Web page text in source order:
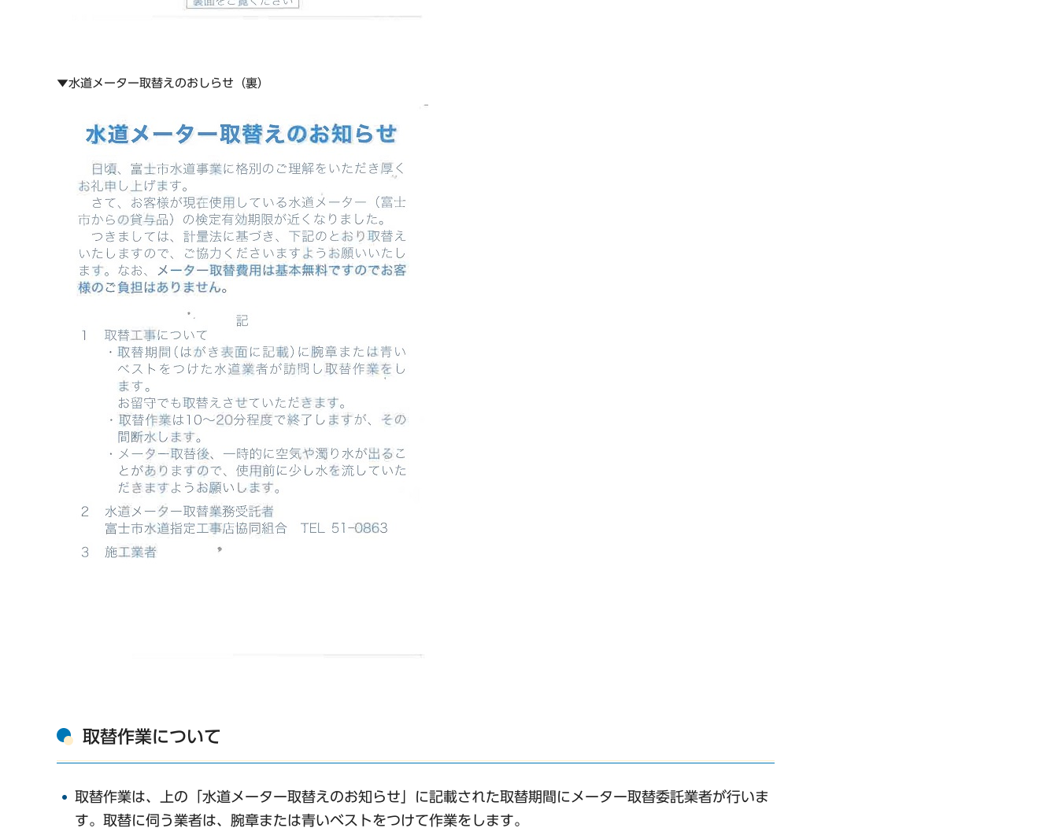
▼水道メーター取替えのおしらせ（裏）
取替作業について
取替作業は、上の「水道メーター取替えのお知らせ」に記載された取替期間にメーター取替委託業者が行いま
す。取替に伺う業者は、腕章または青いベストをつけて作業をします。